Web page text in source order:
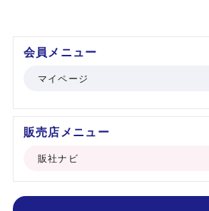
会員メニュー
マイページ
販売店メニュー
販社ナビ